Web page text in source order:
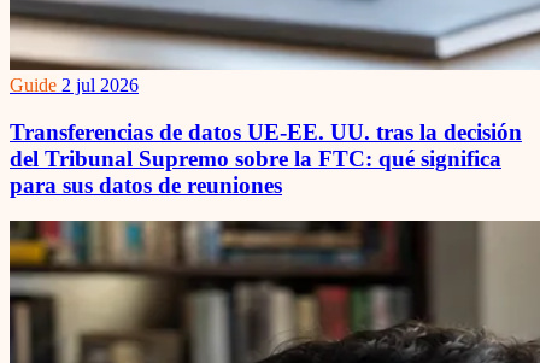
Guide 2 jul 2026
Transferencias de datos UE-EE. UU. tras la decisión
del Tribunal Supremo sobre la FTC: qué significa
para sus datos de reuniones